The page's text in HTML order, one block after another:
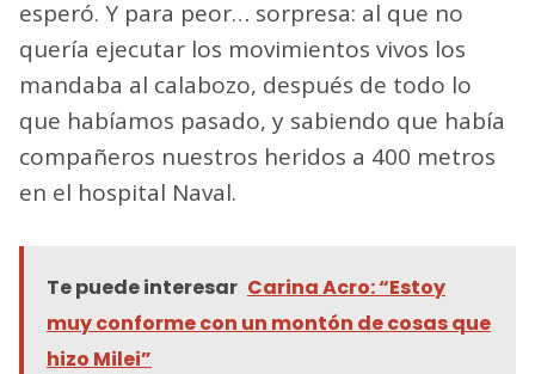
esperó. Y para peor… sorpresa: al que no
quería ejecutar los movimientos vivos los
mandaba al calabozo, después de todo lo
que habíamos pasado, y sabiendo que había
compañeros nuestros heridos a 400 metros
en el hospital Naval.
Te puede interesar Carina Acro: “Estoy
muy conforme con un montón de cosas que
hizo Milei”